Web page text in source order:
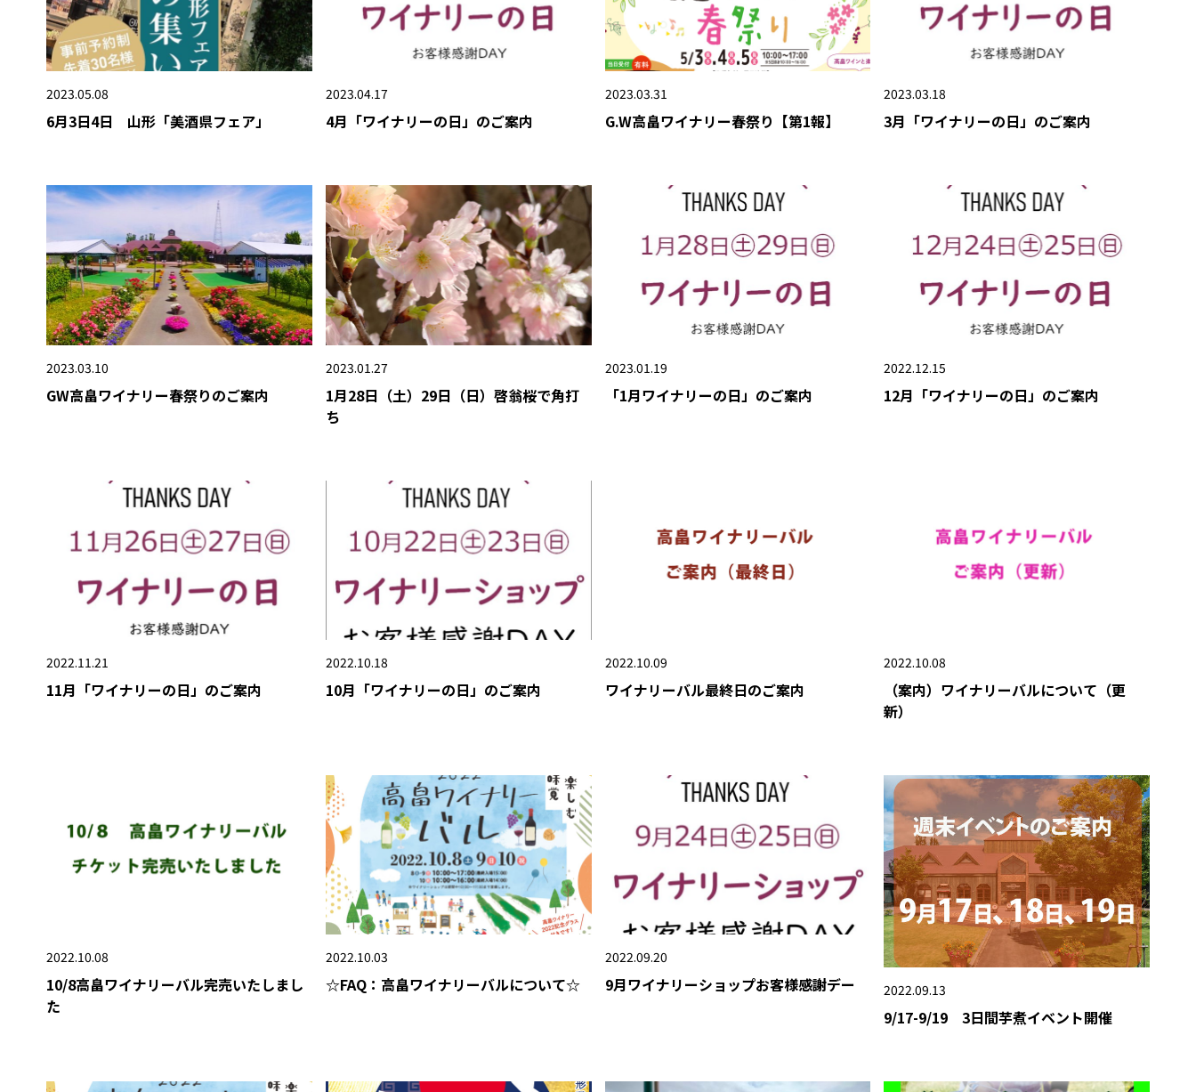
2023.05.08
6月3日4日 山形「美酒県フェア」
2023.04.17
4月「ワイナリーの日」のご案内
2023.03.31
G.W高畠ワイナリー春祭り【第1報】
2023.03.18
3月「ワイナリーの日」のご案内
2023.03.10
GW高畠ワイナリー春祭りのご案内
2023.01.27
1月28日（土）29日（日）啓翁桜で角打
ち
2023.01.19
「1月ワイナリーの日」のご案内
2022.12.15
12月「ワイナリーの日」のご案内
2022.11.21
11月「ワイナリーの日」のご案内
2022.10.18
10月「ワイナリーの日」のご案内
2022.10.09
ワイナリーバル最終日のご案内
2022.10.08
（案内）ワイナリーバルについて（更
新）
2022.10.08
10/8高畠ワイナリーバル完売いたしまし
た
2022.10.03
☆FAQ：高畠ワイナリーバルについて☆
2022.09.20
9月ワイナリーショップお客様感謝デー 2022.09.13
9/17-9/19 3日間芋煮イベント開催